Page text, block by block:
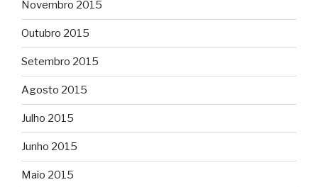
Novembro 2015
Outubro 2015
Setembro 2015
Agosto 2015
Julho 2015
Junho 2015
Maio 2015